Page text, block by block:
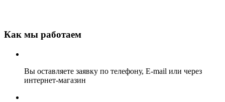
Как мы работаем
Вы оставляете заявку по телефону, E-mail или через
интернет-магазин